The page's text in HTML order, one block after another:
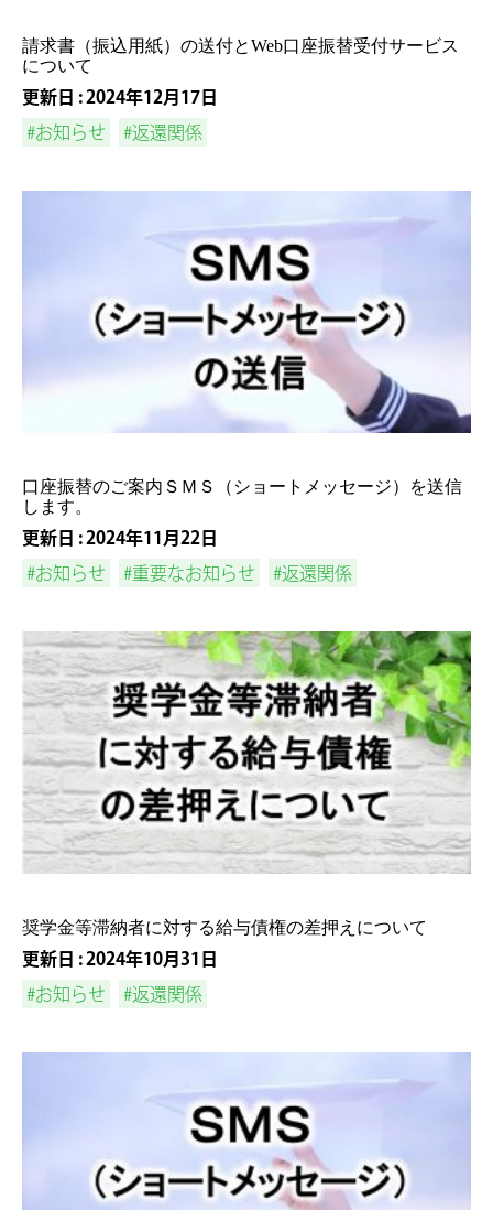
請求書（振込用紙）の送付とWeb口座振替受付サービス
について
更新日 : 2024年12月17日
#お知らせ
#返還関係
口座振替のご案内ＳＭＳ（ショートメッセージ）を送信
します。
更新日 : 2024年11月22日
#お知らせ
#重要なお知らせ #返還関係
奨学金等滞納者に対する給与債権の差押えについて
更新日 : 2024年10月31日
#お知らせ
#返還関係